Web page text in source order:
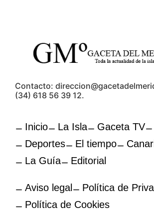
Contacto:
(34) 618 56 39 12.
Inicio La Isla Gaceta TV
Deportes
El tiempo
La Guía
Editorial
Aviso legal
Política de
Política de Cookies